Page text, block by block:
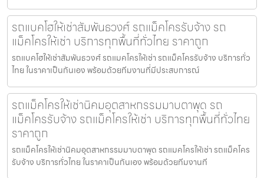
รถแบคโฮให้เช่าสัมพันธวงศ์ รถแม็คโครรับจ้าง รถ
แม็คโครให้เช่า บริการทุกพื้นที่ทั่วไทย ราคาถูก
รถแบคโฮให้เช่าสัมพันธวงศ์ รถแมคโครให้เช่า รถแม็คโครรับจ้าง บริการทั่ว
ไทย ในราคาเป็นกันเอง พร้อมด้วยทีมงานที่มีประสบการณ์
รถแม็คโครให้เช่านิคมอุตสาหกรรมมาบตาพุด รถ
แม็คโครรับจ้าง รถแม็คโครให้เช่า บริการทุกพื้นที่ทั่วไทย
ราคาถูก
รถแม็คโครให้เช่านิคมอุตสาหกรรมมาบตาพุด รถแมคโครให้เช่า รถแม็คโคร
รับจ้าง บริการทั่วไทย ในราคาเป็นกันเอง พร้อมด้วยทีมงานที